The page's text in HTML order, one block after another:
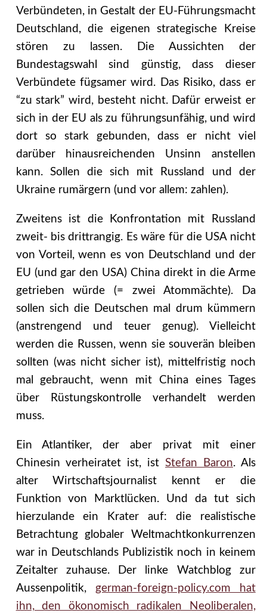
Verbündeten, in Gestalt der EU-Führungsmacht
Deutschland, die eigenen strategische Kreise
stören zu lassen. Die Aussichten der
Bundestagswahl sind günstig, dass dieser
Verbündete fügsamer wird. Das Risiko, dass er
“zu stark” wird, besteht nicht. Dafür erweist er
sich in der EU als zu führungsunfähig, und wird
dort so stark gebunden, dass er nicht viel
darüber hinausreichenden Unsinn anstellen
kann. Sollen die sich mit Russland und der
Ukraine rumärgern (und vor allem: zahlen).
Zweitens ist die Konfrontation mit Russland
zweit- bis drittrangig. Es wäre für die USA nicht
von Vorteil, wenn es von Deutschland und der
EU (und gar den USA) China direkt in die Arme
getrieben würde (= zwei Atommächte). Da
sollen sich die Deutschen mal drum kümmern
(anstrengend und teuer genug). Vielleicht
werden die Russen, wenn sie souverän bleiben
sollten (was nicht sicher ist), mittelfristig noch
mal gebraucht, wenn mit China eines Tages
über Rüstungskontrolle verhandelt werden
muss.
Ein Atlantiker, der aber privat mit einer
Chinesin verheiratet ist, istStefan Baron. Als
alter Wirtschaftsjournalist kennt er die
Funktion von Marktlücken. Und da tut sich
hierzulande ein Krater auf: die realistische
Betrachtung globaler Weltmachtkonkurrenzen
war in Deutschlands Publizistik noch in keinem
Zeitalter zuhause. Der linke Watchblog zur
Aussenpolitik, german-foreign-policy.com hat
ihn, den ökonomisch radikalen Neoliberalen,